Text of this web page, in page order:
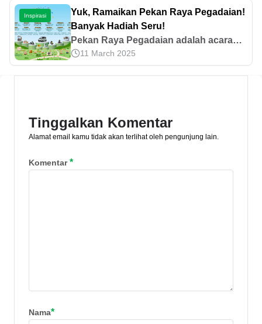
Seperti apa contohnya? Cek di artikel
ini!
Inspirasi
Yuk, Ramaikan Pekan Raya Pegadaian!
Banyak Hadiah Seru!
Pekan Raya Pegadaian adalah acara
hiburan berupa pesta rakyat yang
menyajikan berbagai lomba dan
11 March 2025
Tinggalkan Komentar
Alamat email kamu tidak akan terlihat oleh pengunjung lain.
Komentar*
Nama*